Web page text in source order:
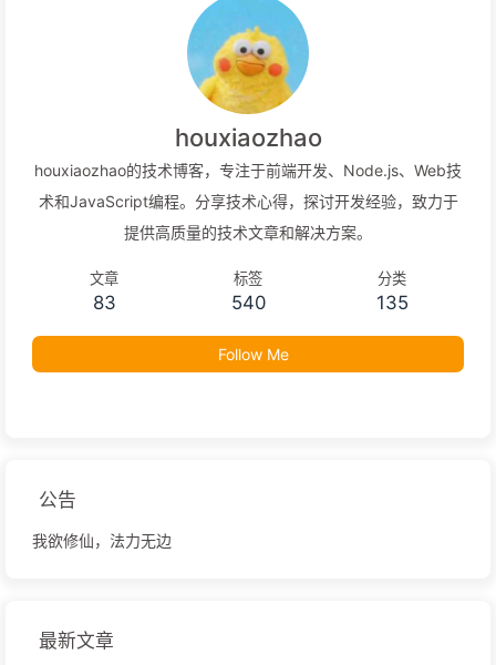
houxiaozhao
houxiaozhao的技术博客，专注于前端开发、Node.js、Web技
术和JavaScript编程。分享技术心得，探讨开发经验，致力于
提供高质量的技术文章和解决方案。
文章
83
标签
540
分类
135
Follow Me
公告
我欲修仙，法力无边
最新文章